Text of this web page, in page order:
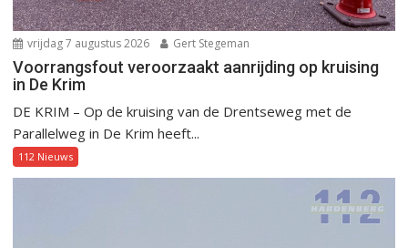
vrijdag 7 augustus 2026 Gert Stegeman
Voorrangsfout veroorzaakt aanrijding op kruising
in De Krim
DE KRIM – Op de kruising van de Drentseweg met de
Parallelweg in De Krim heeft...
112 Nieuws